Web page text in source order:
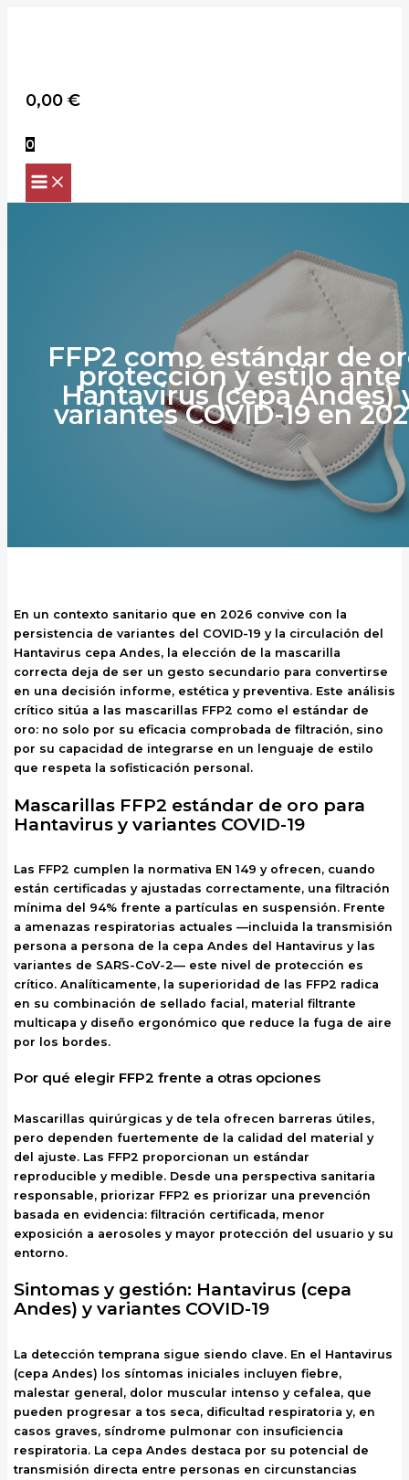
0,00 €
0
FFP2 como estándar de
protección y estilo ante
Hantavirus (cepa Andes)
variantes COVID-19 en
En un contexto sanitario que en 2026 convive con la
persistencia de variantes del COVID-19 y la circulación del
Hantavirus cepa Andes, la elección de la mascarilla
correcta deja de ser un gesto secundario para convertirse
en una decisión informe, estética y preventiva. Este análisis
crítico sitúa a las mascarillas FFP2 como el estándar de
oro: no solo por su eficacia comprobada de filtración, sino
por su capacidad de integrarse en un lenguaje de estilo
que respeta la sofisticación personal.
Mascarillas FFP2 estándar de oro para
Hantavirus y variantes COVID-19
Las FFP2 cumplen la normativa EN 149 y ofrecen, cuando
están certificadas y ajustadas correctamente, una filtración
mínima del 94% frente a partículas en suspensión. Frente
a amenazas respiratorias actuales —incluida la transmisión
persona a persona de la cepa Andes del Hantavirus y las
variantes de SARS-CoV-2— este nivel de protección es
crítico. Analíticamente, la superioridad de las FFP2 radica
en su combinación de sellado facial, material filtrante
multicapa y diseño ergonómico que reduce la fuga de aire
por los bordes.
Por qué elegir FFP2 frente a otras opciones
Mascarillas quirúrgicas y de tela ofrecen barreras útiles,
pero dependen fuertemente de la calidad del material y
del ajuste. Las FFP2 proporcionan un estándar
reproducible y medible. Desde una perspectiva sanitaria
responsable, priorizar FFP2 es priorizar una prevención
basada en evidencia: filtración certificada, menor
exposición a aerosoles y mayor protección del usuario y su
entorno.
Sintomas y gestión: Hantavirus (cepa
Andes) y variantes COVID-19
La detección temprana sigue siendo clave. En el Hantavirus
(cepa Andes) los síntomas iniciales incluyen fiebre,
malestar general, dolor muscular intenso y cefalea, que
pueden progresar a tos seca, dificultad respiratoria y, en
casos graves, síndrome pulmonar con insuficiencia
respiratoria. La cepa Andes destaca por su potencial de
transmisión directa entre personas en circunstancias